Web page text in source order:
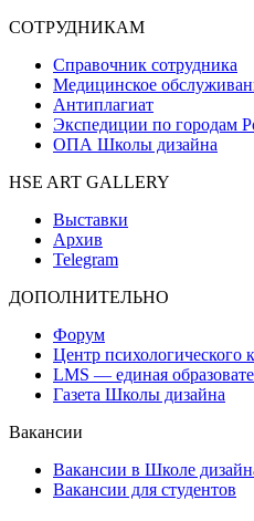
СОТРУДНИКАМ
Справочник сотрудника
Медицинское
Антиплагиат
Экспедиции по городам
ОПА Школы дизайна
HSE ART GALLERY
Выставки
Архив
Telegram
ДОПОЛНИТЕЛЬНО
Форум
Центр психологического
LMS — единая
Газета Школы дизайна
Вакансии
Вакансии в Школе
Вакансии для студентов